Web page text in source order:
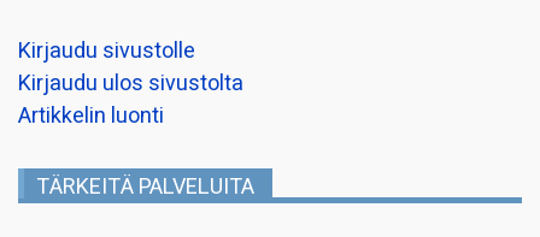
Kirjaudu sivustolle
Kirjaudu ulos sivustolta
Artikkelin luonti
TÄRKEITÄ PALVELUITA